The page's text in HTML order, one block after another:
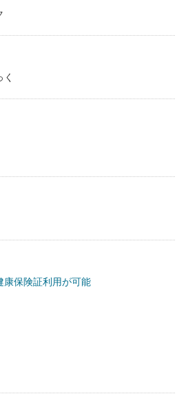
康保険証利用が可能